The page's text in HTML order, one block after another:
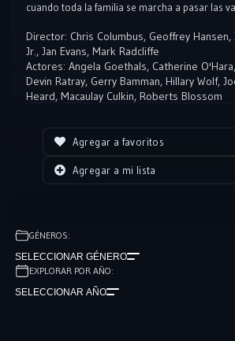
cuando toda la familia se marcha a pasar las
bribones que se proponen asaltar todas las
vecindario.
Director: Chris Columbus, Geoffrey Hansen,
Jr., Jan Evans, Mark Radcliffe
Actores: Angela Goethals, Catherine O'Hara,
Devin Ratray, Gerry Bamman, Hillary Wolf,
Heard, Macaulay Culkin, Roberts Blossom
Agregar a favoritos
Agregar a mi lista
GÉNEROS:
SELECCIONAR GÉNERO
EXPLORAR POR AÑO:
SELECCIONAR AÑO